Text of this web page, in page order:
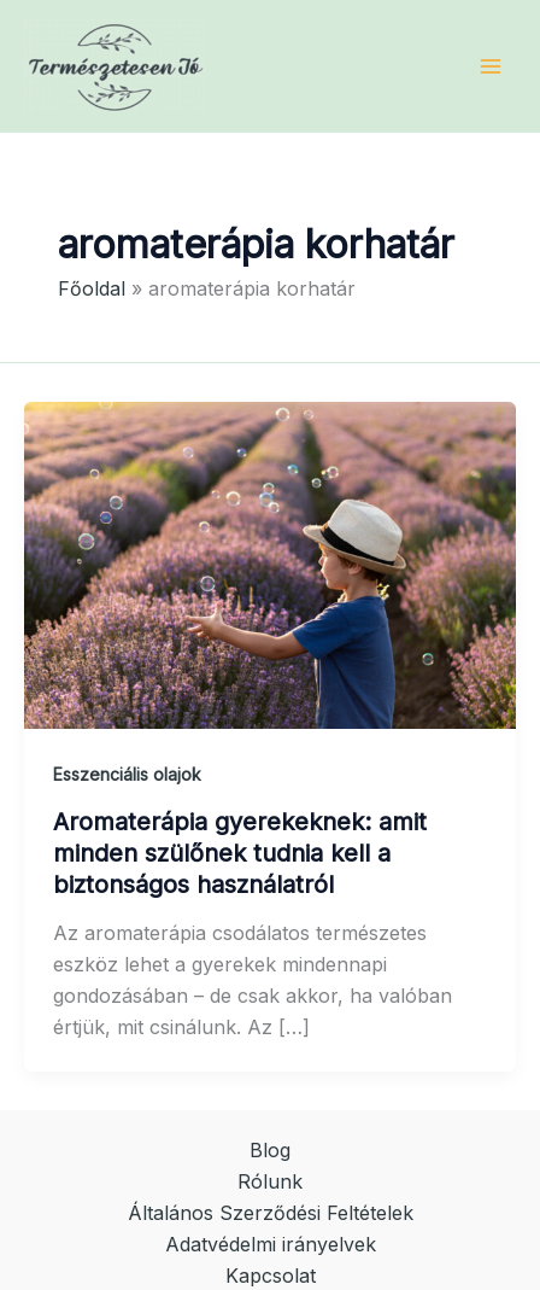
content
aromaterápia korhatár
Főoldal aromaterápia korhatár
Esszenciális olajok
Aromaterápia gyerekeknek: amit
minden szülőnek tudnia kell a
biztonságos használatról
Az aromaterápia csodálatos természetes
eszköz lehet a gyerekek mindennapi
gondozásában – de csak akkor, ha valóban
értjük, mit csinálunk. Az […]
Blog
Rólunk
Általános Szerződési Feltételek
Adatvédelmi irányelvek
Kapcsolat